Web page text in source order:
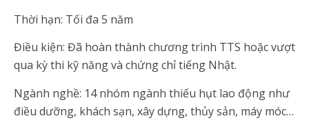
Thời hạn: Tối đa 5 năm
Điều kiện: Đã hoàn thành chương trình TTS hoặc vượt
qua kỳ thi kỹ năng và chứng chỉ tiếng Nhật.
Ngành nghề: 14 nhóm ngành thiếu hụt lao động như
điều dưỡng, khách sạn, xây dựng, thủy sản, máy móc…